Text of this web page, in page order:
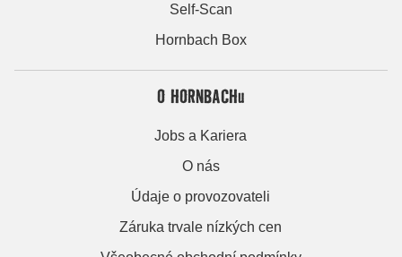
Self-Scan
Hornbach Box
O HORNBACHu
Jobs a Kariera
O nás
Údaje o provozovateli
Záruka trvale nízkých cen